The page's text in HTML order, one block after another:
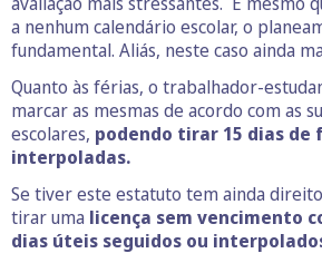
a nenhum calendário escolar, o
fundamental. Aliás, neste caso ainda
Quanto às férias, o trabalhador-
marcar as mesmas de acordo com as
escolares, podendo tirar 15 dias de
interpoladas.
Se tiver este estatuto tem ainda
tirar uma licença sem vencimento
dias úteis seguidos ou